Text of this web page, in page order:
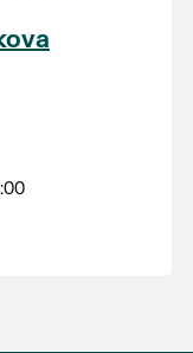
na Seznam
dědictví